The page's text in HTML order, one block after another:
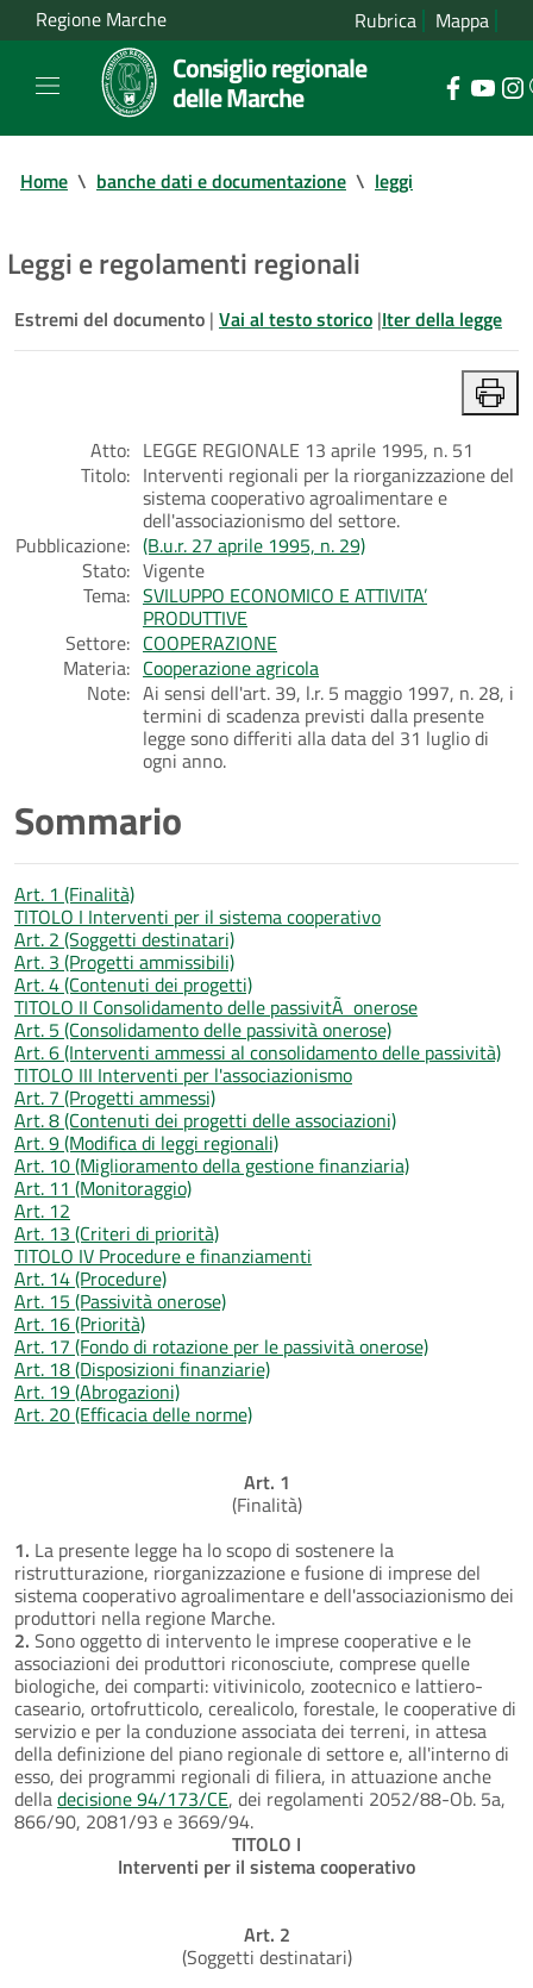
Regione Marche Rubrica Mappa
Consiglio regionale
delle Marche
Home \ banche dati e documentazione \ leggi
Leggi e regolamenti regionali
Estremi del documento | Vai al testo storico |Iter della legge
Atto: LEGGE REGIONALE 13 aprile 1995, n. 51
Titolo: Interventi regionali per la riorganizzazione del
sistema cooperativo agroalimentare e
dell'associazionismo del settore.
Pubblicazione: (B.u.r. 27 aprile 1995, n. 29)
Stato: Vigente
Tema: SVILUPPO ECONOMICO E ATTIVITA’
PRODUTTIVE
Settore: COOPERAZIONE
Materia: Cooperazione agricola
Note: Ai sensi dell'art. 39, l.r. 5 maggio 1997, n. 28, i
termini di scadenza previsti dalla presente
legge sono differiti alla data del 31 luglio di
ogni anno.
Sommario
Art. 1 (Finalità)
TITOLO I Interventi per il sistema cooperativo
Art. 2 (Soggetti destinatari)
Art. 3 (Progetti ammissibili)
Art. 4 (Contenuti dei progetti)
TITOLO II Consolidamento delle passivitÃ onerose
Art. 5 (Consolidamento delle passività onerose)
Art. 6 (Interventi ammessi al consolidamento delle passività)
TITOLO III Interventi per l'associazionismo
Art. 7 (Progetti ammessi)
Art. 8 (Contenuti dei progetti delle associazioni)
Art. 9 (Modifica di leggi regionali)
Art. 10 (Miglioramento della gestione finanziaria)
Art. 11 (Monitoraggio)
Art. 12
Art. 13 (Criteri di priorità)
TITOLO IV Procedure e finanziamenti
Art. 14 (Procedure)
Art. 15 (Passività onerose)
Art. 16 (Priorità)
Art. 17 (Fondo di rotazione per le passività onerose)
Art. 18 (Disposizioni finanziarie)
Art. 19 (Abrogazioni)
Art. 20 (Efficacia delle norme)
Art. 1
(Finalità)
1. La presente legge ha lo scopo di sostenere la
ristrutturazione, riorganizzazione e fusione di imprese del
sistema cooperativo agroalimentare e dell'associazionismo dei
produttori nella regione Marche.
2. Sono oggetto di intervento le imprese cooperative e le
associazioni dei produttori riconosciute, comprese quelle
biologiche, dei comparti: vitivinicolo, zootecnico e lattiero-
caseario, ortofrutticolo, cerealicolo, forestale, le cooperative di
servizio e per la conduzione associata dei terreni, in attesa
della definizione del piano regionale di settore e, all'interno di
esso, dei programmi regionali di filiera, in attuazione anche
delladecisione 94/173/CE, dei regolamenti 2052/88-Ob. 5a,
866/90, 2081/93 e 3669/94.
TITOLO I
Interventi per il sistema cooperativo
Art. 2
(Soggetti destinatari)